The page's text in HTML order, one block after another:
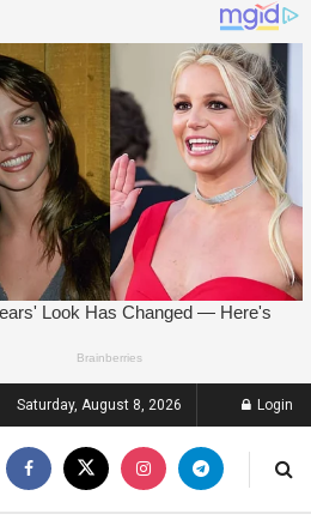
Saturday, August 8, 2026 Login